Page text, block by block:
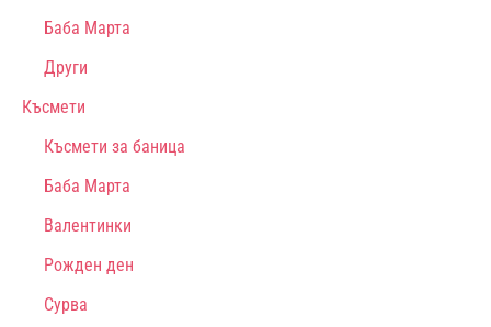
Баба Марта
Други
Късмети
Късмети за баница
Баба Марта
Валентинки
Рожден ден
Сурва